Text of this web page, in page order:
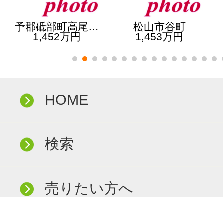
予郡砥部町高尾…
1,452万円
松山市谷町
1,453万円
HOME
検索
売りたい方へ